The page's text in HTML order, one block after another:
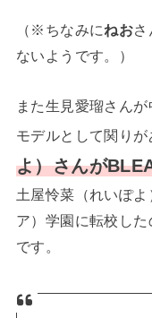
（※ちなみにねお
ないようです。）
また生見愛瑠さん
モデルとして関り
よ）さんが
土屋怜菜（れいぽ
ア）学園に転校し
です。